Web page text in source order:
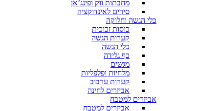
מחבתות ווק ופינג’אן
סירים לאינדוקציה
כלי הגשה וחלוקה
כוסות זכוכית
קערות הגשה
כלי הגשה
כף גלידה
מגשים
מלחיות ופלפליות
קערות ערבוב
אביזרים לחינה
אביזרים למטבח
אביזרים למטבח